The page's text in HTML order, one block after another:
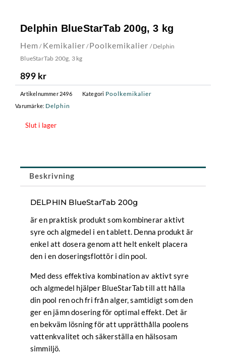
Delphin BlueStarTab 200g, 3 kg
Hem / Kemikalier /Poolkemikalier / Delphin
BlueStarTab 200g, 3 kg
899 kr
Artikelnummer 2496 Kategori Poolkemikalier
Varumärke: Delphin
Slut i lager
Beskrivning
DELPHIN BlueStarTab 200g
är en praktisk produkt som kombinerar aktivt
syre och algmedel i en tablett. Denna produkt är
enkel att dosera genom att helt enkelt placera
den i en doseringsflottör i din pool.
Med dess effektiva kombination av aktivt syre
och algmedel hjälper BlueStarTab till att hålla
din pool ren och fri från alger, samtidigt som den
ger en jämn dosering för optimal effekt. Det är
en bekväm lösning för att upprätthålla poolens
vattenkvalitet och säkerställa en hälsosam
simmiljö.